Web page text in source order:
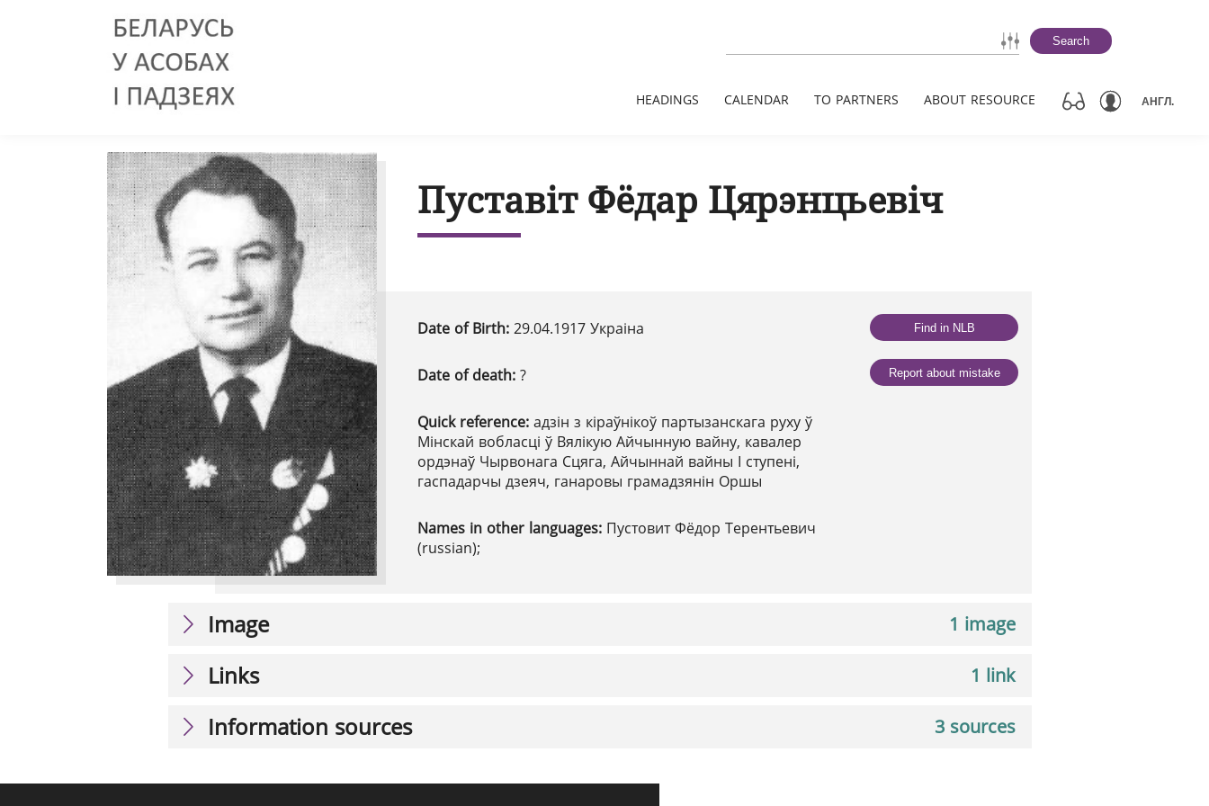
Search
HEADINGS CALENDAR TO PARTNERS ABOUT RESOURCE АНГЛ.
Пуставіт Фёдар Цярэнцьевіч
Date of Birth: 29.04.1917 Украіна
Date of death: ?
Quick reference: адзін з кіраўнікоў партызанскага руху ў
Мінскай вобласці ў Вялікую Айчынную вайну, кавалер
ордэнаў Чырвонага Сцяга, Айчыннай вайны І ступені,
гаспадарчы дзеяч, ганаровы грамадзянін Оршы
Names in other languages: Пустовит Фёдор Терентьевич
(russian);
Find in NLB
Report about mistake
1 image
Image
1 link
Links
3 sources
Information sources